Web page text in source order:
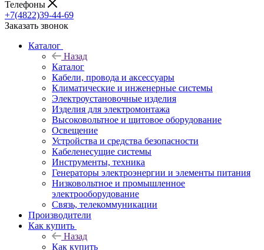
Телефоны
+7(4822)39-44-69
Заказать звонок
Каталог
Назад
Каталог
Кабели, провода и аксессуары
Климатические и инженерные системы
Электроустановочные изделия
Изделия для электромонтажа
Высоковольтное и щитовое оборудование
Освещение
Устройства и средства безопасности
Кабеленесущие системы
Инструменты, техника
Генераторы электроэнергии и элементы питания
Низковольтное и промышленное
электрооборудование
Связь, телекоммуникации
Производители
Как купить
Назад
Как купить